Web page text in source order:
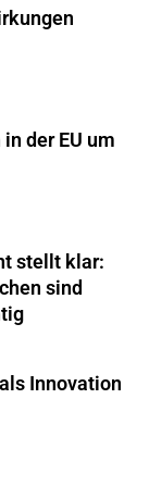
der EU um
stellt klar:
sind
Innovation